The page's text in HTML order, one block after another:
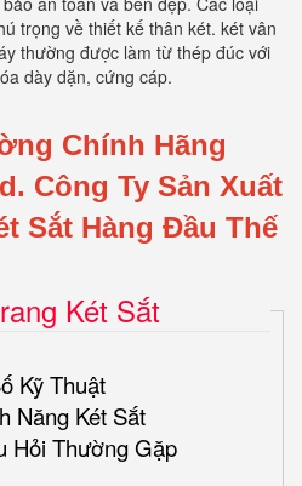
trọng về thiết kế thân két. két vân
thường được làm từ thép đúc với
dày dặn, cứng cáp.
Chính Hãng
Công Ty Sản Xuất
Sắt Hàng Đầu Thế
Két Sắt
Kỹ Thuật
Năng Két Sắt
Hỏi Thường Gặp